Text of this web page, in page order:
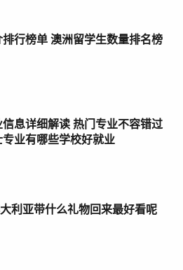
行榜单 澳洲留学生数量排名榜
息详细解读 热门专业不容错过
业有哪些学校好就业
利亚带什么礼物回来最好看呢